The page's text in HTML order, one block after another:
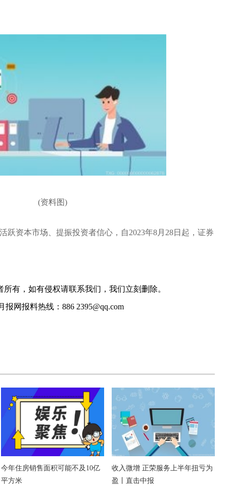
(资料图)
跃资本市场、提振投资者信心，自2023年8月28日起，证券
所有，如有侵权请联系我们，我们立刻删除。
报网报料热线：886 2395@qq.com
今年住房销售面积可能不及10亿
平方米
收入微增 正荣服务上半年扭亏为
盈丨直击中报